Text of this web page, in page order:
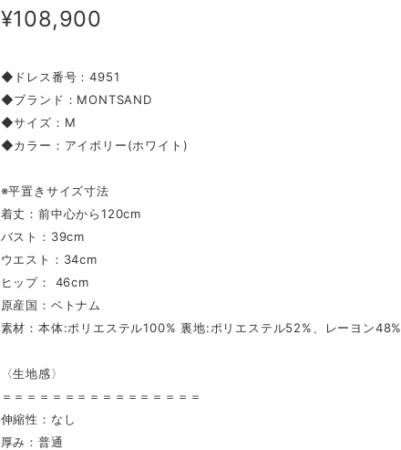
¥108,900
◆ドレス番号：4951
◆ブランド：MONTSAND
◆サイズ：M
◆カラー：アイボリー(ホワイト)
※平置きサイズ寸法
着丈：前中心から120cm
バスト：39cm
ウエスト：34cm
ヒップ： 46cm
原産国：ベトナム
素材：本体:ポリエステル100% 裏地:ポリエステル52%、レーヨン48%
〈生地感〉
＝＝＝＝＝＝＝＝＝＝＝＝＝＝＝＝
伸縮性：なし
厚み：普通